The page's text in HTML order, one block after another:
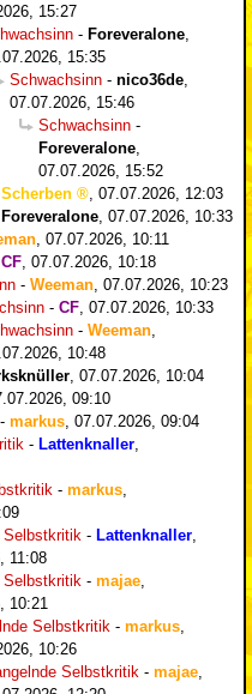
15:27
- Foreveralone,
15:35
Schwachsinn - nico36de,
07.07.2026, 15:46
Schwachsinn -
Foreveralone,
07.07.2026, 15:52
Scherben , 07.07.2026, 12:03
Foreveralone, 07.07.2026, 10:33
, 07.07.2026, 10:11
CF, 07.07.2026, 10:18
- Weeman, 07.07.2026, 10:23
- CF, 07.07.2026, 10:33
- Weeman,
10:48
, 07.07.2026, 10:04
09:10
- markus, 07.07.2026, 09:04
- Lattenknaller,
- markus,
Selbstkritik - Lattenknaller,
11:08
Selbstkritik - majae,
10:21
Selbstkritik - markus,
10:26
Selbstkritik - majae,